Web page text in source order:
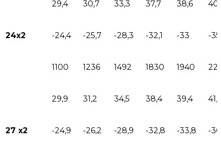
29,4 30,7 33,3 37,7 38,6
24х2 -24,4 -25,7 -28,3 -32,1 -33 -
1100 1236 1492 1830 1940
29,9 31,2 34,5 38,4 39,4
27 х2 -24,9 -26,2 -28,9 -32,8 -33,8 -